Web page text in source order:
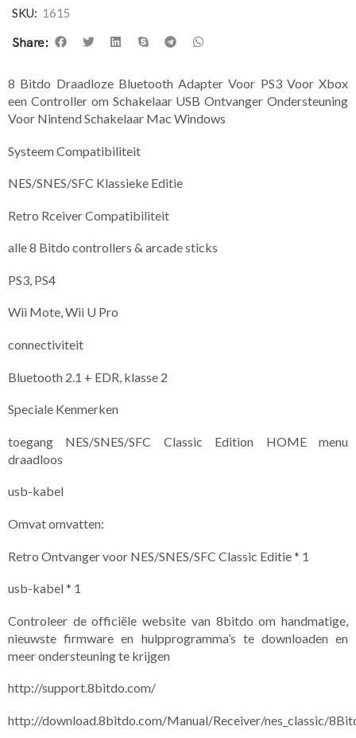
SKU: 1615
Share:
8 Bitdo Draadloze Bluetooth Adapter Voor PS3 Voor Xbox
een Controller om Schakelaar USB Ontvanger Ondersteuning
Voor Nintend Schakelaar Mac Windows
Systeem Compatibiliteit
NES/SNES/SFC Klassieke Editie
Retro Rceiver Compatibiliteit
alle 8 Bitdo controllers & arcade sticks
PS3, PS4
Wii Mote, Wii U Pro
connectiviteit
Bluetooth 2.1 + EDR, klasse 2
Speciale Kenmerken
toegang NES/SNES/SFC Classic Edition HOME menu
draadloos
usb-kabel
Omvat omvatten:
Retro Ontvanger voor NES/SNES/SFC Classic Editie * 1
usb-kabel * 1
Controleer de officiële website van 8bitdo om handmatige,
nieuwste firmware en hulpprogramma’s te downloaden en
meer ondersteuning te krijgen
http://support.8bitdo.com/
http://download.8bitdo.com/Manual/Receiver/nes_classic/